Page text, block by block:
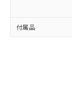
付属品
ビ
メ
お
及ぼさ
「－」
い合わ
法
り